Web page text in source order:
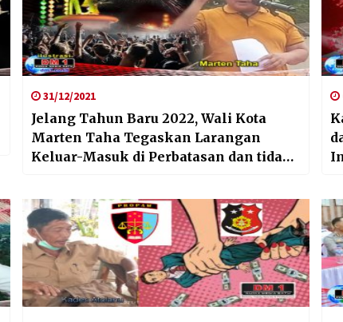
31/12/2021
Jelang Tahun Baru 2022, Wali Kota
Marten Taha Tegaskan Larangan
Keluar-Masuk di Perbatasan dan tidak